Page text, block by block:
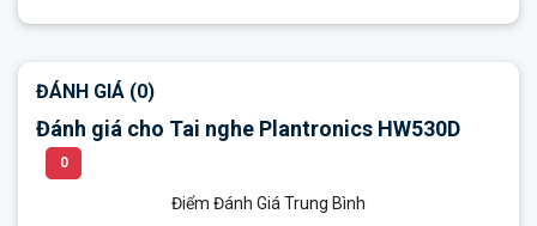
ĐÁNH GIÁ (0)
Đánh giá cho Tai nghe Plantronics HW530D
0
Điểm Đánh Giá Trung Bình